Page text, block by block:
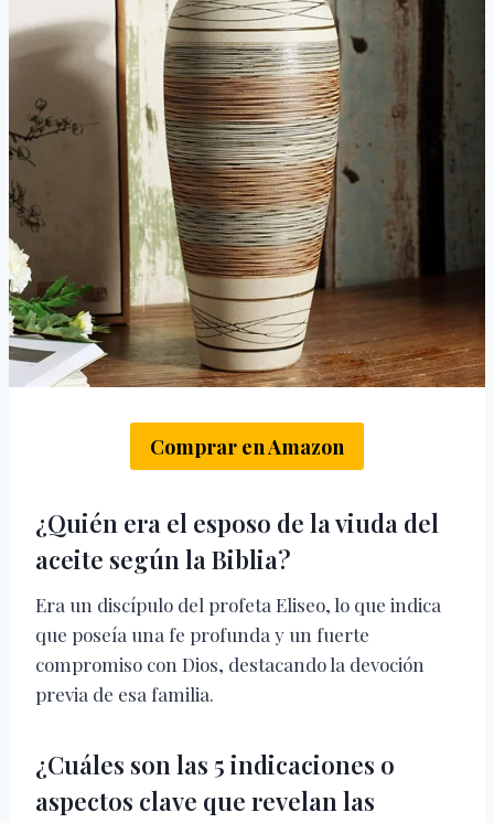
Comprar en Amazon
¿Quién era el esposo de la viuda del
aceite según la Biblia?
Era un discípulo del profeta Eliseo, lo que indica
que poseía una fe profunda y un fuerte
compromiso con Dios, destacando la devoción
previa de esa familia.
¿Cuáles son las 5 indicaciones o
aspectos clave que revelan las